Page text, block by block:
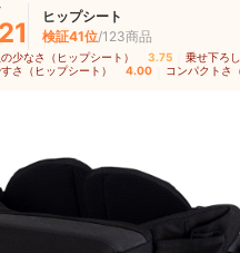
ヒップシート
検証41位/123商品
少なさ（ヒップシート） 3.75 乗せ下ろ
さ（ヒップシート） 4.00 コンパクトさ